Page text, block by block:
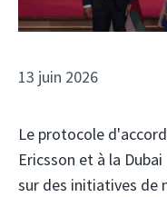
13 juin 2026
Le protocole
Ericsson et à la
sur des initiatives de